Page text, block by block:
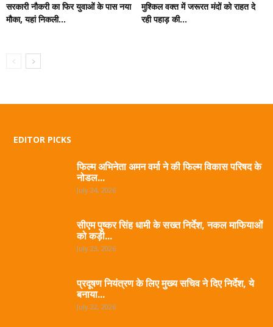
सरकारी नौकरी का फिर युवाओं के पास नया
मौका, यहां निकली...
मुश्किल वक्त में जरूरत मंदों को राहत दे
रही पहाड़ की...
EDITOR PICKS
फिल्म अभिनेता अमन वर्मा ने की फिल्म विकास परिषद के
नोडल...
July 24, 2026
सीएम पुष्कर सिंह धामी के सख्त निर्देश, नकल माफियाओं
को कड़ी...
July 23, 2026
प्रदूषण नियंत्रण के लिए मुख्य सचिव ने दिए निर्देश, ये
बनाया...
July 22, 2026